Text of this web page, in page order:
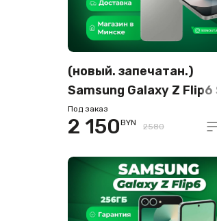
(новый. запечатан.)
Samsung Galaxy Z Flip6
F741B 12GB/256GB
Под заказ
2 150BYN 2580